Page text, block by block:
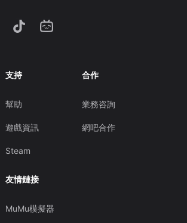
支持
幫助
遊戲資訊
Steam
合作
業務咨詢
網吧合作
友情鏈接
MuMu模擬器